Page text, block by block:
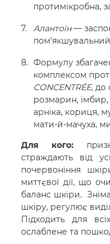
протимікробна,
Алантоїн—
Формулу
комплексом
CONCENTRÉE, до
розмарин,
арніка, кориця,
мати-й-мачуха,
Для кого:
страждають від
почервоніння
миттєвої дії, що
баланс шкіри.
шкіру, регулює
Підходить для
ослаблене та